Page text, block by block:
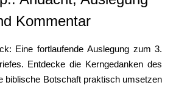
Kommentar
Eine fortlaufende Auslegung zum 3.
Entdecke die Kerngedanken des
biblische Botschaft praktisch umsetzen